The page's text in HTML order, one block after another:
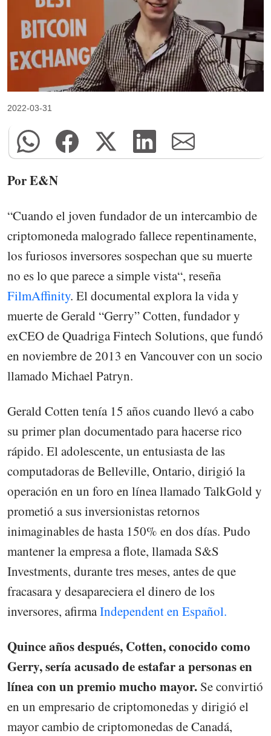
2022-03-31
Por E&N
“Cuando el joven fundador de un intercambio de
criptomoneda malogrado fallece repentinamente,
los furiosos inversores sospechan que su muerte
no es lo que parece a simple vista“, reseña
FilmAffinity. El documental explora la vida y
muerte de Gerald “Gerry” Cotten, fundador y
exCEO de Quadriga Fintech Solutions, que fundó
en noviembre de 2013 en Vancouver con un socio
llamado Michael Patryn.
Gerald Cotten tenía 15 años cuando llevó a cabo
su primer plan documentado para hacerse rico
rápido. El adolescente, un entusiasta de las
computadoras de Belleville, Ontario, dirigió la
operación en un foro en línea llamado TalkGold y
prometió a sus inversionistas retornos
inimaginables de hasta 150% en dos días. Pudo
mantener la empresa a flote, llamada S&S
Investments, durante tres meses, antes de que
fracasara y desapareciera el dinero de los
inversores, afirmaIndependent en Español.
Quince años después, Cotten, conocido como
Gerry, sería acusado de estafar a personas en
línea con un premio mucho mayor. Se convirtió
en un empresario de criptomonedas y dirigió el
mayor cambio de criptomonedas de Canadá,